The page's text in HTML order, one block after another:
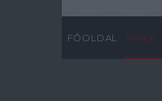
FŐOLDAL HÍREK